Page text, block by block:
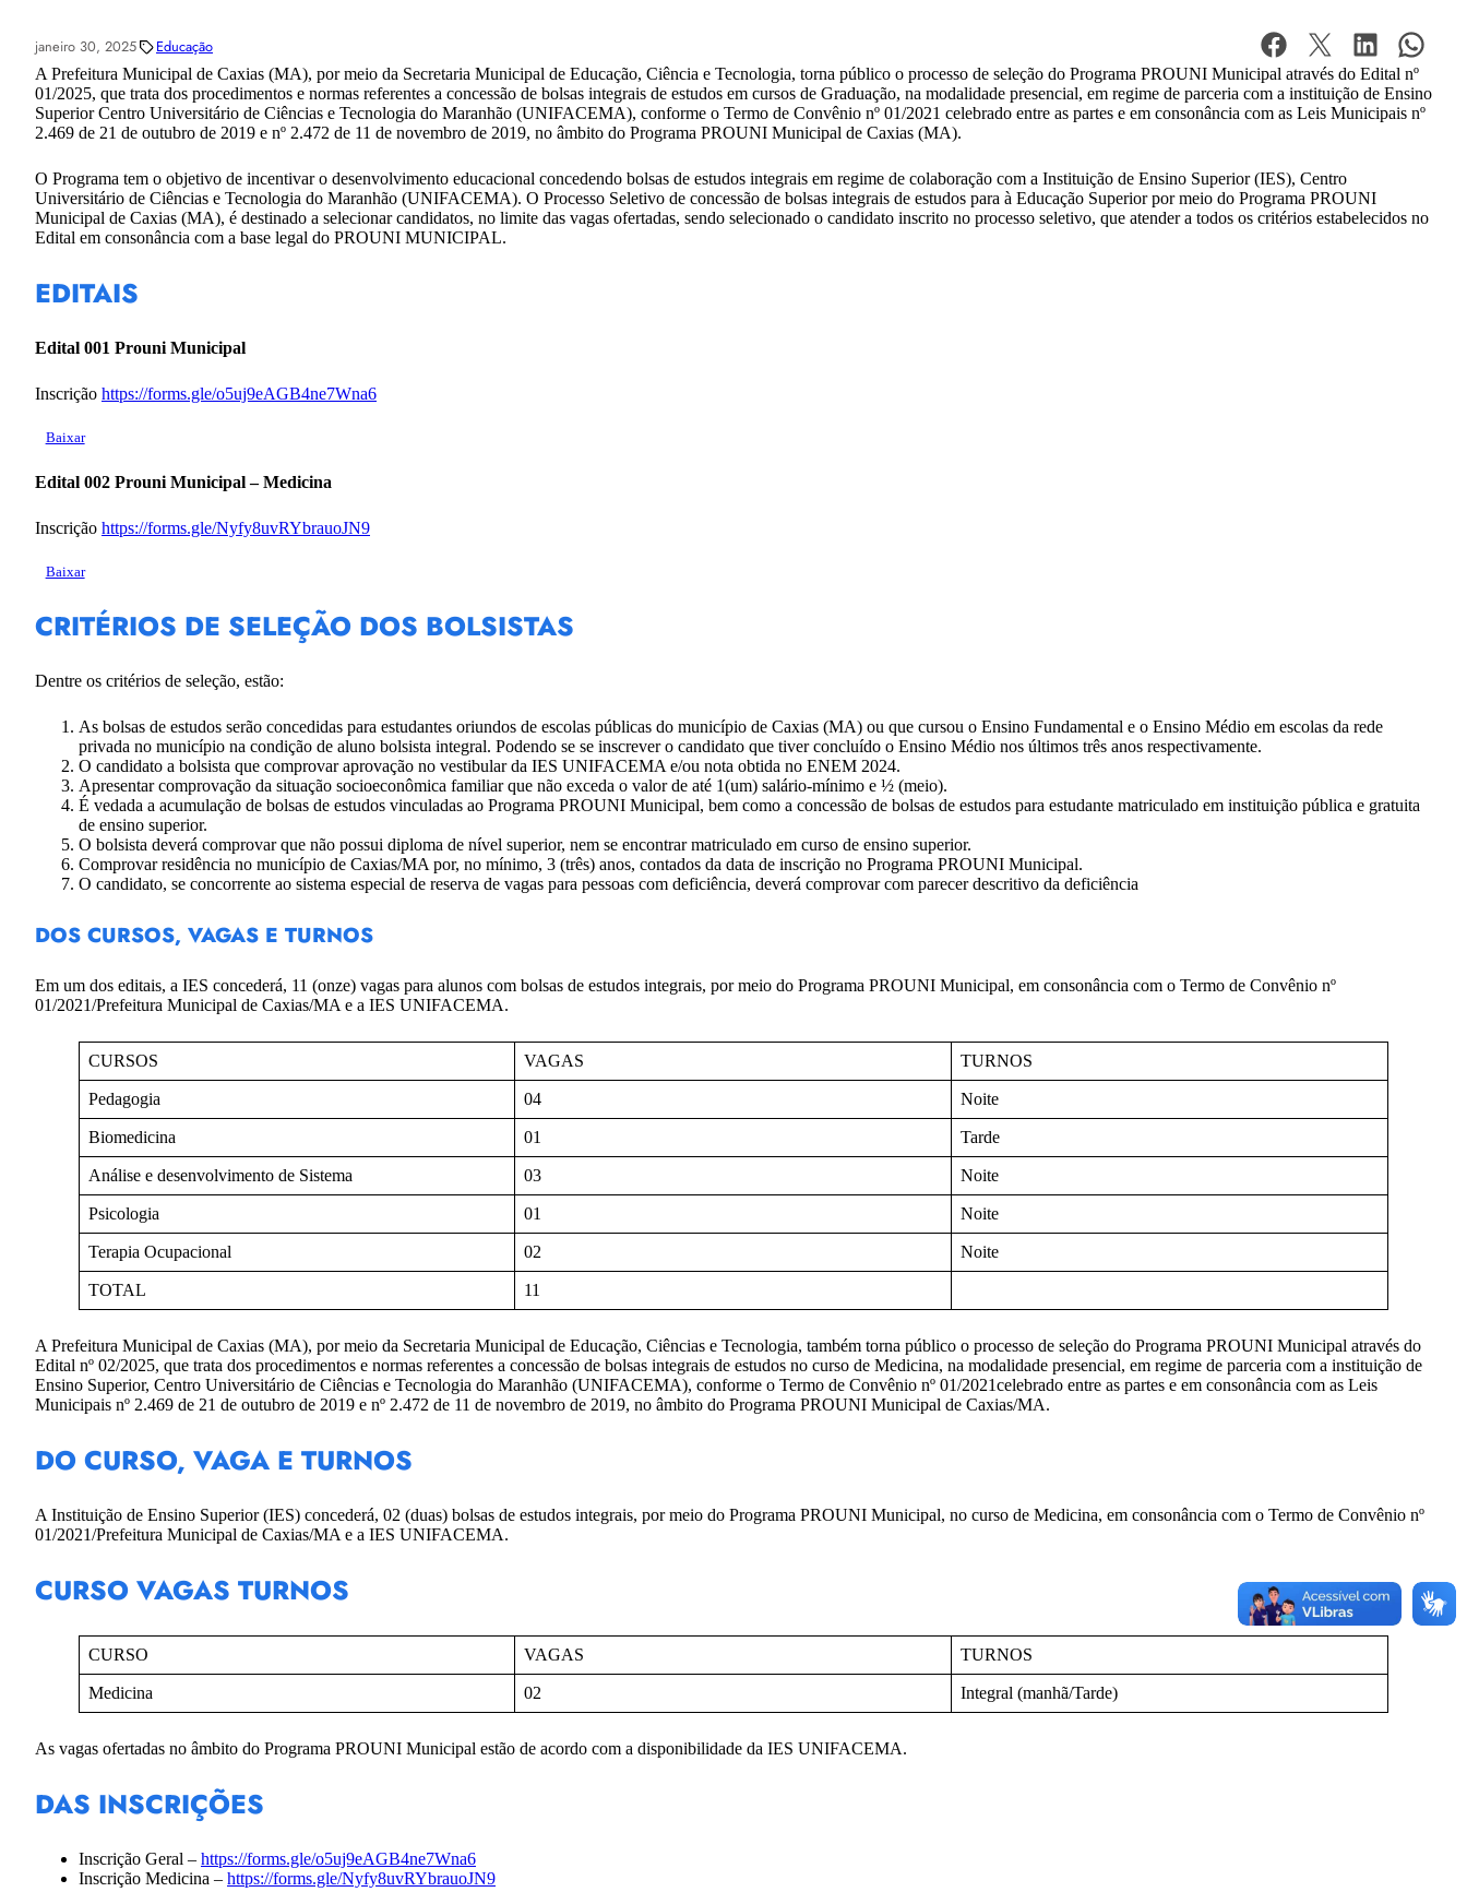
janeiro 30, 2025 Educação
A Prefeitura Municipal de Caxias (MA), por meio da Secretaria Municipal de Educação, Ciência e Tecnologia, torna público o processo de seleção do Programa PROUNI Municipal através do Edital nº
01/2025, que trata dos procedimentos e normas referentes a concessão de bolsas integrais de estudos em cursos de Graduação, na modalidade presencial, em regime de parceria com a instituição de Ensino
Superior Centro Universitário de Ciências e Tecnologia do Maranhão (UNIFACEMA), conforme o Termo de Convênio nº 01/2021 celebrado entre as partes e em consonância com as Leis Municipais nº
2.469 de 21 de outubro de 2019 e nº 2.472 de 11 de novembro de 2019, no âmbito do Programa PROUNI Municipal de Caxias (MA).
O Programa tem o objetivo de incentivar o desenvolvimento educacional concedendo bolsas de estudos integrais em regime de colaboração com a Instituição de Ensino Superior (IES), Centro
Universitário de Ciências e Tecnologia do Maranhão (UNIFACEMA). O Processo Seletivo de concessão de bolsas integrais de estudos para à Educação Superior por meio do Programa PROUNI
Municipal de Caxias (MA), é destinado a selecionar candidatos, no limite das vagas ofertadas, sendo selecionado o candidato inscrito no processo seletivo, que atender a todos os critérios estabelecidos no
Edital em consonância com a base legal do PROUNI MUNICIPAL.
EDITAIS
Edital 001 Prouni Municipal
Inscrição https://forms.gle/o5uj9eAGB4ne7Wna6
Baixar
Edital 002 Prouni Municipal – Medicina
Inscrição https://forms.gle/Nyfy8uvRYbrauoJN9
Baixar
CRITÉRIOS DE SELEÇÃO DOS BOLSISTAS
Dentre os critérios de seleção, estão:
As bolsas de estudos serão concedidas para estudantes oriundos de escolas públicas do município de Caxias (MA) ou que cursou o Ensino Fundamental e o Ensino Médio em escolas da rede
privada no município na condição de aluno bolsista integral. Podendo se se inscrever o candidato que tiver concluído o Ensino Médio nos últimos três anos respectivamente.
O candidato a bolsista que comprovar aprovação no vestibular da IES UNIFACEMA e/ou nota obtida no ENEM 2024.
Apresentar comprovação da situação socioeconômica familiar que não exceda o valor de até 1(um) salário-mínimo e ½ (meio).
É vedada a acumulação de bolsas de estudos vinculadas ao Programa PROUNI Municipal, bem como a concessão de bolsas de estudos para estudante matriculado em instituição pública e gratuita
de ensino superior.
O bolsista deverá comprovar que não possui diploma de nível superior, nem se encontrar matriculado em curso de ensino superior.
Comprovar residência no município de Caxias/MA por, no mínimo, 3 (três) anos, contados da data de inscrição no Programa PROUNI Municipal.
O candidato, se concorrente ao sistema especial de reserva de vagas para pessoas com deficiência, deverá comprovar com parecer descritivo da deficiência
DOS CURSOS, VAGAS E TURNOS
Em um dos editais, a IES concederá, 11 (onze) vagas para alunos com bolsas de estudos integrais, por meio do Programa PROUNI Municipal, em consonância com o Termo de Convênio nº
01/2021/Prefeitura Municipal de Caxias/MA e a IES UNIFACEMA.
CURSOS VAGAS TURNOS
Pedagogia 04 Noite
Biomedicina 01 Tarde
Análise e desenvolvimento de Sistema 03 Noite
Psicologia 01 Noite
Terapia Ocupacional 02 Noite
TOTAL 11
A Prefeitura Municipal de Caxias (MA), por meio da Secretaria Municipal de Educação, Ciências e Tecnologia, também torna público o processo de seleção do Programa PROUNI Municipal através do
Edital nº 02/2025, que trata dos procedimentos e normas referentes a concessão de bolsas integrais de estudos no curso de Medicina, na modalidade presencial, em regime de parceria com a instituição de
Ensino Superior, Centro Universitário de Ciências e Tecnologia do Maranhão (UNIFACEMA), conforme o Termo de Convênio nº 01/2021celebrado entre as partes e em consonância com as Leis
Municipais nº 2.469 de 21 de outubro de 2019 e nº 2.472 de 11 de novembro de 2019, no âmbito do Programa PROUNI Municipal de Caxias/MA.
DO CURSO, VAGA E TURNOS
A Instituição de Ensino Superior (IES) concederá, 02 (duas) bolsas de estudos integrais, por meio do Programa PROUNI Municipal, no curso de Medicina, em consonância com o Termo de Convênio nº
01/2021/Prefeitura Municipal de Caxias/MA e a IES UNIFACEMA.
CURSO VAGAS TURNOS
CURSO VAGAS TURNOS
Medicina 02 Integral (manhã/Tarde)
As vagas ofertadas no âmbito do Programa PROUNI Municipal estão de acordo com a disponibilidade da IES UNIFACEMA.
DAS INSCRIÇÕES
Inscrição Geral – https://forms.gle/o5uj9eAGB4ne7Wna6
Inscrição Medicina – https://forms.gle/Nyfy8uvRYbrauoJN9